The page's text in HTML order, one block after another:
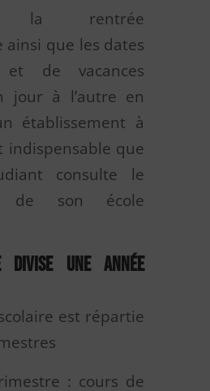
la rentrée
ainsi que les dates
et de vacances
jour à l’autre en
établissement à
indispensable que
consulte le
de son école
divise une année
est répartie
: cours de